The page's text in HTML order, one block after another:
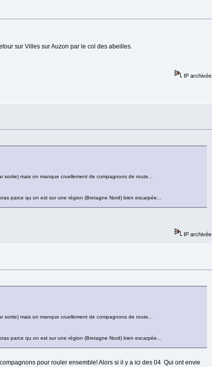
sur Villes sur Auzon par le col des abeilles.
IP archivée
mais on manque cruellement de compagnons de route...
parce qu on est sur une région (Bretagne Nord) bien escarpée...
IP archivée
mais on manque cruellement de compagnons de route...
parce qu on est sur une région (Bretagne Nord) bien escarpée...
pour rouler ensemble! Alors si il y a ici des 04 Qui ont envie